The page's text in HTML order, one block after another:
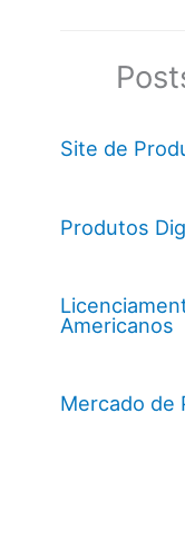
Site de
Produtos
Americanos
Mercado de